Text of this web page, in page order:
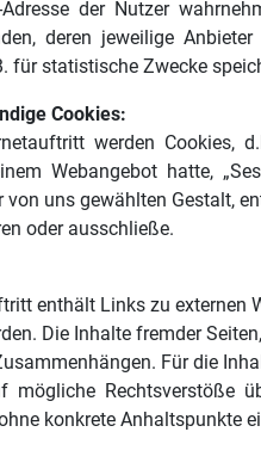
der Nutzer
deren jeweilige
für statistische Zwecke
Cookies:
werden Cookies,
Webangebot hatte,
von uns gewählten Gestalt,
oder ausschließe.
enthält Links zu
Die Inhalte fremder
Für die
mögliche Rechtsverstöße
konkrete Anhaltspunkte